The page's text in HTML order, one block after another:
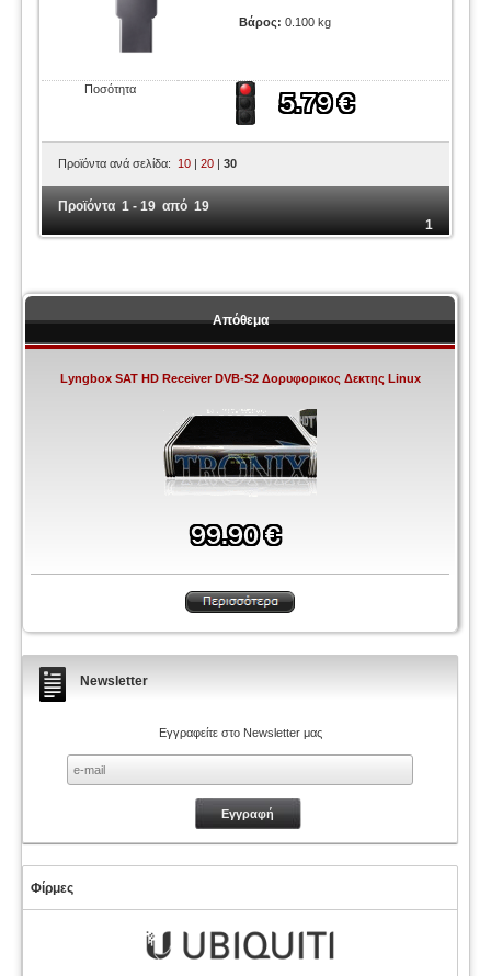
Βάρος:0.100 kg
Ποσότητα
Προϊόντα ανά σελίδα: 10 |20 |30
Προϊόντα 1 - 19 από 19
1
Απόθεμα
Lyngbox SAT HD Receiver DVB-S2 Δορυφορικος Δεκτης Linux
Newsletter
Εγγραφείτε στο Newsletter μας
Φίρμες